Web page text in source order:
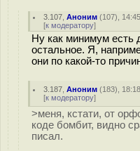
3.107 ,Аноним (107),
[к модератору]
Ну как минимум есть
остальное. Я,
они по какой-то
3.187 ,Аноним (183),
[к модератору]
>меня, кстати, от
коде бомбит, видно
писал.